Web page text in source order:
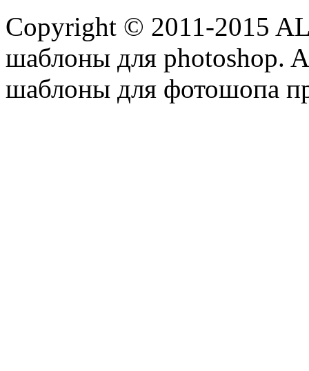
Copyright © 2011-2015
шаблоны для photoshop.
шаблоны для фотошопа